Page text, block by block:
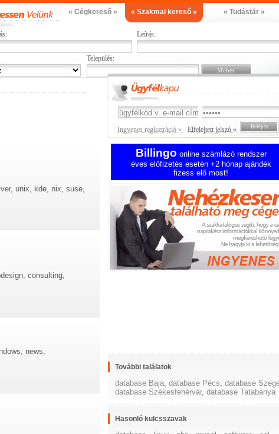
« Cégkereső » « Szakmai kereső » « Tudástár »
Leírás:
Település:
unix, kde, nix, suse,
consulting,
news,
Ingyenes regisztráció » Elfelejtett jelszó »
Billingo online számlázó rendszer
éves előfizetés esetén +2 hónap ajándék
fizess elő most!
További találatok
database Baja,database Pécs,database
database Székesfehérvár,database Tatabánya
Hasonló kulcsszavak